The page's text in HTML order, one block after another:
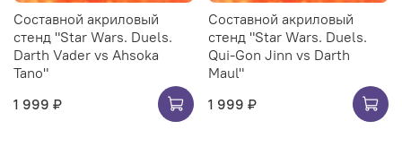
Составной акриловый
стенд "Star Wars. Duels.
Darth Vader vs Ahsoka
Tano"
1 999 ₽
Составной акриловый
стенд "Star Wars. Duels.
Qui-Gon Jinn vs Darth
Maul"
1 999 ₽